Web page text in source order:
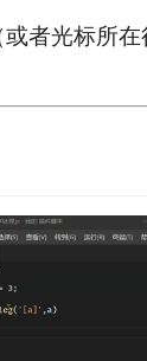
者光标所